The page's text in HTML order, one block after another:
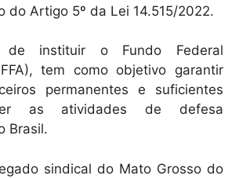
do Artigo 5º da Lei 14.515/2022.
instituir o Fundo Federal
tem como objetivo garantir
permanentes e suficientes
as atividades de defesa
Brasil.
sindical do Mato Grosso do